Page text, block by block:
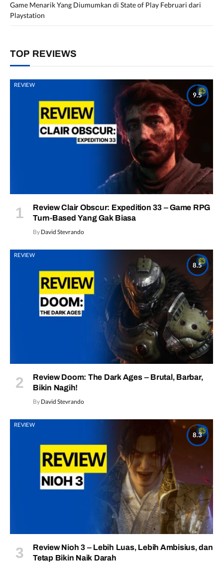
Game Menarik Yang Diumumkan di State of Play Februari dari
Playstation
TOP REVIEWS
9.5
REVIEW
Review Clair Obscur: Expedition 33 – Game RPG
Turn-Based Yang Gak Biasa
By David Stevrando
8.5
REVIEW
Review Doom: The Dark Ages – Brutal, Barbar,
Bikin Nagih!
By David Stevrando
8.3
REVIEW
Review Nioh 3 – Lebih Luas, Lebih Ambisius, dan
Tetap Bikin Naik Darah